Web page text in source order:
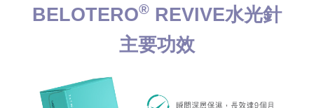
BELOTERO® REVIVE水光針
主要功效